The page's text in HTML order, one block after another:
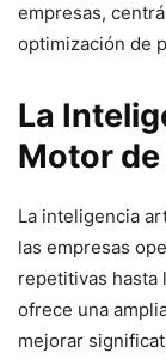
empresas,
optimización de
La
Motor
La inteligencia
las empresas
repetitivas hasta
ofrece una
mejorar